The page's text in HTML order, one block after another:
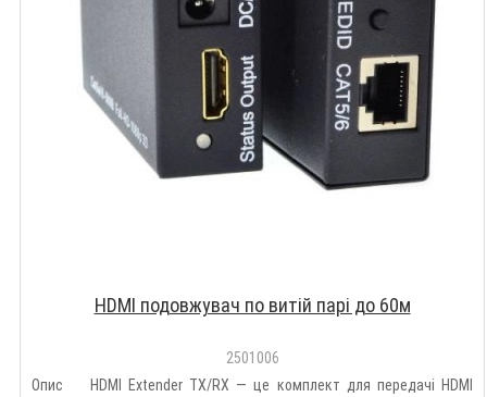
HDMI подовжувач по витій парі до 60м
2501006
Опис HDMI Extender TX/RX — це комплект для передачі HDMI